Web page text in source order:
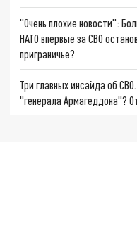
"Очень плохие новости":
НАТО впервые за СВО
приграничье?
Три главных инсайда об
"генерала Армагеддона"?